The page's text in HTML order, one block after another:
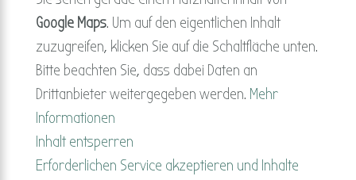
Google Maps. Um auf den eigentlichen Inhalt
zuzugreifen, klicken Sie auf die Schaltfläche unten.
Bitte beachten Sie, dass dabei Daten an
Drittanbieter weitergegeben werden. Mehr
Informationen
Inhalt entsperren
Erforderlichen Service akzeptieren und Inhalte